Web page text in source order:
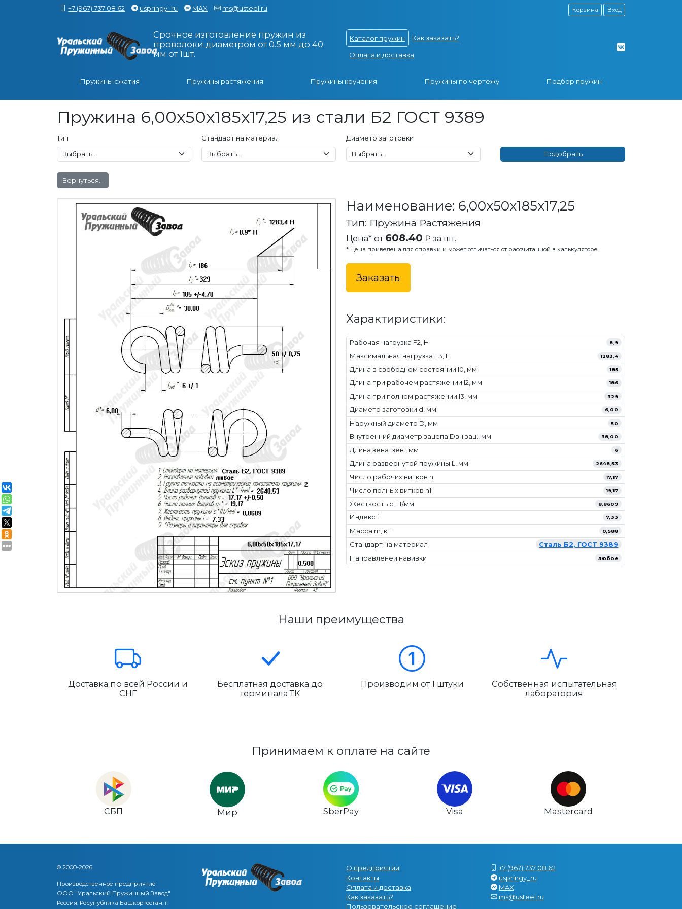
+7 (967) 737 08 62 uspringy_ru MAX ms@usteel.ru Корзина Вход
Срочное изготовление пружин из
проволоки диаметром от 0.5 мм до 40
мм от 1шт.
Каталог пружин Как заказать?
Оплата и доставка
Пружины сжатия Пружины растяжения Пружины кручения Пружины по чертежу Подбор пружин
Пружина 6,00x50x185x17,25 из стали Б2 ГОСТ 9389
Тип Стандарт на материал Диаметр заготовки
Вернуться...
Наименование: 6,00x50x185x17,25
Тип: Пружина Растяжения
Цена* от 608.40 ₽ за шт.
* Цена приведена для справки и может отличаться от рассчитанной в калькуляторе.
Заказать
Характиристики:
Рабочая нагрузка F2, Н 8,9
Максимальная нагрузка F3, Н 1283,4
Длина в свободном состоянии l0, мм 185
Длина при рабочем растяжении l2, мм 186
Длина при полном растяжении l3, мм 329
Диаметр заготовки d, мм 6,00
Наружный диаметр D, мм 50
Внутренний диаметр зацепа Dвн.зац., мм 38,00
Длина зева lзев., мм 6
Длина развернутой пружины L, мм 2648,53
Число рабочих витков n 17,17
Число полных витков n1 19,17
Жесткость с, Н/мм 8,8609
Индекс i 7,33
Масса m, кг 0,588
Стандарт на материал
Сталь Б2, ГОСТ 9389
Направленеи навивки
любое
Наши преимущества
Доставка по всей России и
СНГ
Бесплатная доставка до
терминала ТК
Производим от 1 штуки
Собственная испытательная
лаборатория
Принимаем к оплате на сайте
СБП Мир SberPay Visa Mastercard
© 2000-2026
Производственное предприятие
ООО "Уральский Пружинный Завод"
Россия, Ресупублика Башкортостан, г.
О предприятии
Контакты
Оплата и доставка
Как заказать?
Пользовательское соглашение
+7 (967) 737 08 62
uspringy_ru
MAX
ms@usteel.ru